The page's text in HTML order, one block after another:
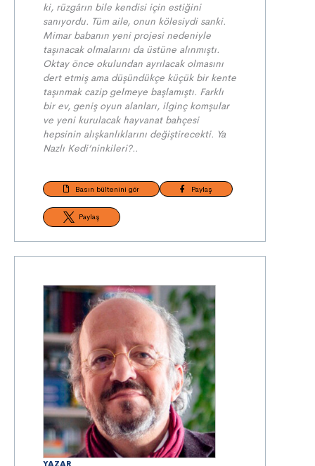
ki, rüzgârın bile kendisi için estiğini
sanıyordu. Tüm aile, onun kölesiydi sanki.
Mimar babanın yeni projesi nedeniyle
taşınacak olmalarını da üstüne alınmıştı.
Oktay önce okulundan ayrılacak olmasını
dert etmiş ama düşündükçe küçük bir kente
taşınmak cazip gelmeye başlamıştı. Farklı
bir ev, geniş oyun alanları, ilginç komşular
ve yeni kurulacak hayvanat bahçesi
hepsinin alışkanlıklarını değiştirecekti. Ya
Nazlı Kedi’ninkileri?..
Basın bültenini gör Paylaş
Paylaş